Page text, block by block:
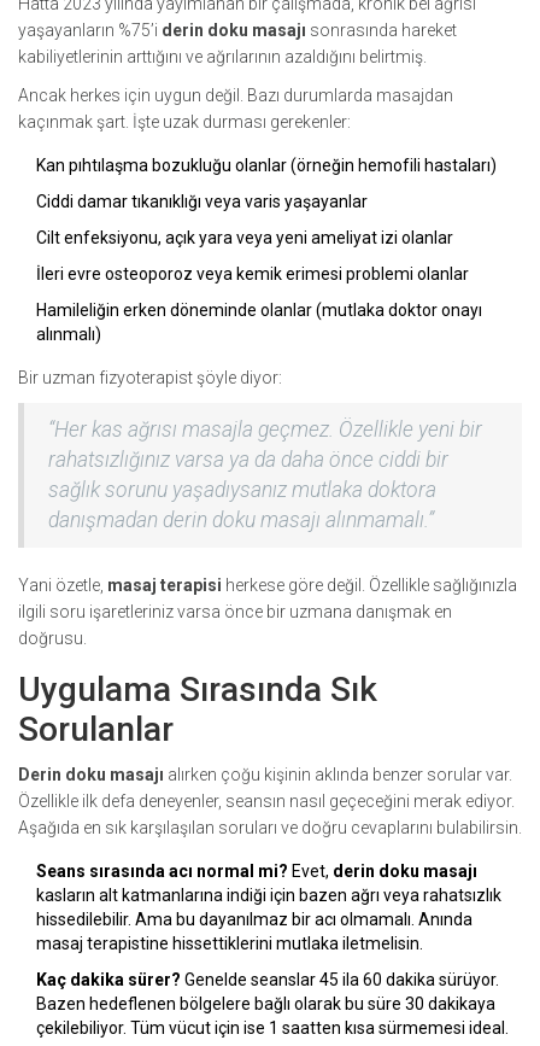
Hatta 2023 yılında yayımlanan bir çalışmada, kronik bel ağrısı
yaşayanların %75’i derin doku masajı sonrasında hareket
kabiliyetlerinin arttığını ve ağrılarının azaldığını belirtmiş.
Ancak herkes için uygun değil. Bazı durumlarda masajdan
kaçınmak şart. İşte uzak durması gerekenler:
Kan pıhtılaşma bozukluğu olanlar (örneğin hemofili hastaları)
Ciddi damar tıkanıklığı veya varis yaşayanlar
Cilt enfeksiyonu, açık yara veya yeni ameliyat izi olanlar
İleri evre osteoporoz veya kemik erimesi problemi olanlar
Hamileliğin erken döneminde olanlar (mutlaka doktor onayı
alınmalı)
Bir uzman fizyoterapist şöyle diyor:
“Her kas ağrısı masajla geçmez. Özellikle yeni bir
rahatsızlığınız varsa ya da daha önce ciddi bir
sağlık sorunu yaşadıysanız mutlaka doktora
danışmadan derin doku masajı alınmamalı.”
Yani özetle, masaj terapisi herkese göre değil. Özellikle sağlığınızla
ilgili soru işaretleriniz varsa önce bir uzmana danışmak en
doğrusu.
Uygulama Sırasında Sık
Sorulanlar
Derin doku masajı alırken çoğu kişinin aklında benzer sorular var.
Özellikle ilk defa deneyenler, seansın nasıl geçeceğini merak ediyor.
Aşağıda en sık karşılaşılan soruları ve doğru cevaplarını bulabilirsin.
Seans sırasında acı normal mi? Evet, derin doku masajı
kasların alt katmanlarına indiği için bazen ağrı veya rahatsızlık
hissedilebilir. Ama bu dayanılmaz bir acı olmamalı. Anında
masaj terapistine hissettiklerini mutlaka iletmelisin.
Kaç dakika sürer? Genelde seanslar 45 ila 60 dakika sürüyor.
Bazen hedeflenen bölgelere bağlı olarak bu süre 30 dakikaya
çekilebiliyor. Tüm vücut için ise 1 saatten kısa sürmemesi ideal.